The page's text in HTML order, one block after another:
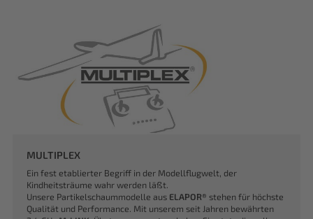
MULTIPLEX
Ein fest etablierter Begriff in der Modellflugwelt, der
Kindheitsträume wahr werden läßt.
Unsere Partikelschaummodelle aus ELAPOR® stehen für höchste
Qualität und Performance. Mit unserem seit Jahren bewährten